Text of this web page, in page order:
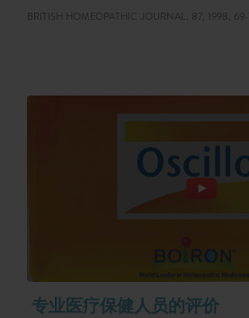
BRITISH HOMEOPATHIC JOURNAL, 87, 1998,
专业医疗保健人员的评价